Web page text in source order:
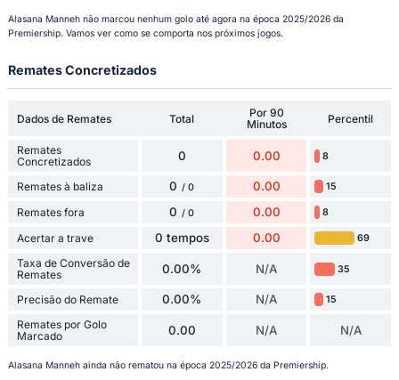
Alasana Manneh não marcou nenhum golo até agora na época 2025/2026 da
Premiership. Vamos ver como se comporta nos próximos jogos.
Remates Concretizados
Dados de Remates Total
Por 90
Minutos
Percentil
Remates
Concretizados
0 0.00 8
Remates à baliza 0 / 0 0.00 15
Remates fora 0 / 0 0.00 8
Acertar a trave 0 tempos 0.00 69
Taxa de Conversão de
Remates
0.00% N/A 35
Precisão do Remate 0.00% N/A 15
Remates por Golo
Marcado
0.00 N/A N/A
Alasana Manneh ainda não rematou na época 2025/2026 da Premiership.